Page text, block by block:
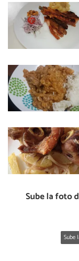
Sube la foto
Sube